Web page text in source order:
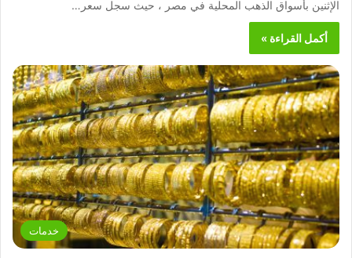
الإثنين بأسواق الذهب المحلية في مصر ، حيث سجل سعر…
أكمل القراءة »
خدمات